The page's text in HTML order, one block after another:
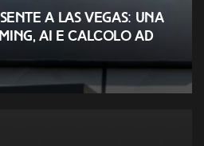
a Las Vegas: una
AI e calcolo ad